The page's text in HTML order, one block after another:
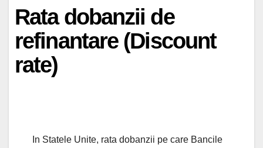
Rata dobanzii de
refinantare (Discount
rate)
In Statele Unite, rata dobanzii pe care Bancile